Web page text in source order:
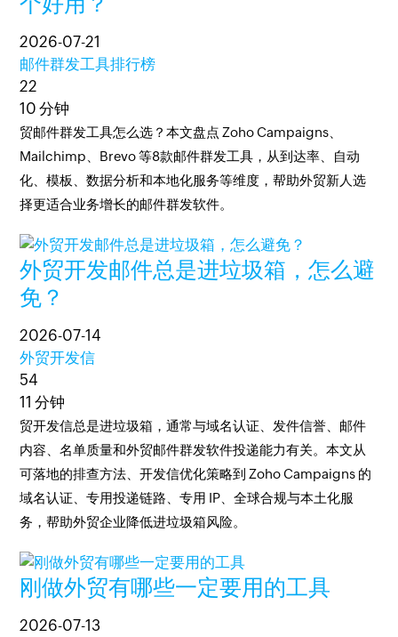
2026-07-21
邮件群发工具排行榜
22
10 分钟
贸邮件群发工具怎么选？本文盘点 Zoho Campaigns、
Mailchimp、Brevo 等8款邮件群发工具，从到达率、自动
化、模板、数据分析和本地化服务等维度，帮助外贸新人选
择更适合业务增长的邮件群发软件。
外贸开发邮件总是进垃圾箱，怎么避
免？
2026-07-14
外贸开发信
54
11 分钟
贸开发信总是进垃圾箱，通常与域名认证、发件信誉、邮件
内容、名单质量和外贸邮件群发软件投递能力有关。本文从
可落地的排查方法、开发信优化策略到 Zoho Campaigns 的
域名认证、专用投递链路、专用 IP、全球合规与本土化服
务，帮助外贸企业降低进垃圾箱风险。
刚做外贸有哪些一定要用的工具
2026-07-13